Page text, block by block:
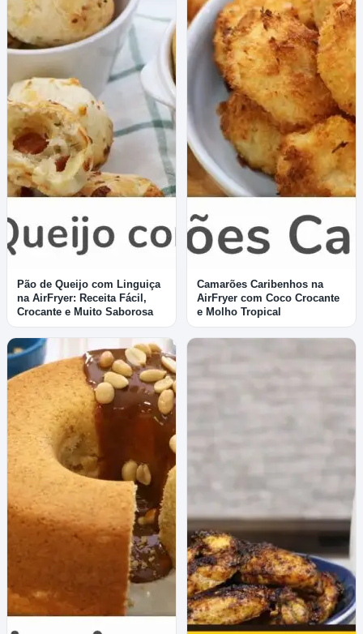
Pão de Queijo com Linguiça
na AirFryer: Receita Fácil,
Crocante e Muito Saborosa
Camarões Caribenhos na
AirFryer com Coco Crocante
e Molho Tropical